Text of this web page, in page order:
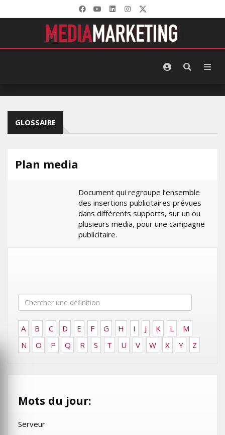
GLOSSAIRE
Plan media
Document qui regroupe l’ensemble
des insertions publicitaires prévues
dans différents supports, sur un ou
plusieurs media, pour une campagne
publicitaire.
A B C D E F G H I J K L
M
N
O P Q R S T U V W X Y Z
Mots du jour:
Serveur